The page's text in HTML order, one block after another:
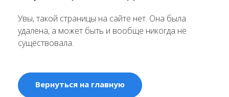
Увы, такой страницы на сайте нет. Она была
удалена, а может быть и вообще никогда не
существовала.
Вернуться на главную